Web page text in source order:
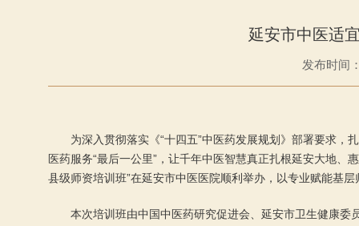
延安市中医适
发布时间
为深入贯彻落实《“十四五”中医药发展规划》部署要求
医药服务“最后一公里”，让千年中医智慧真正扎根延安大地
县级师资培训班”在延安市中医医院顺利举办，以专业赋能基
本次培训班由中国中医药研究促进会、延安市卫生健康